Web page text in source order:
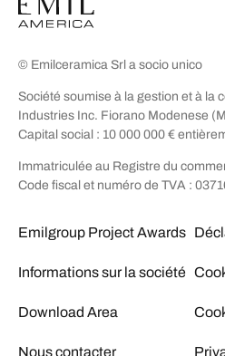
© Emilceramica Srl a socio unico
Société soumise à la gestion et à la
Industries Inc. Fiorano Modenese
Capital social : 10 000 000 €
Immatriculée au Registre du
Code fiscal et numéro de TVA :
Emilgroup Project Awards
Informations sur la société
Download Area
Nous contacter